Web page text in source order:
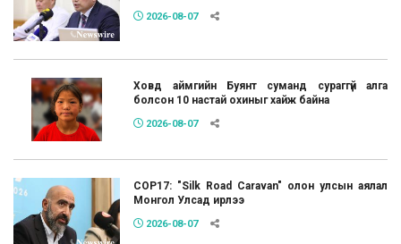
2026-08-07
Ховд аймгийн Буянт суманд сураггүй алга
болсон 10 настай охиныг хайж байна
2026-08-07
COP17: "Silk Road Caravan" олон улсын аялал
Монгол Улсад ирлээ
2026-08-07